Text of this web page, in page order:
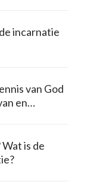
incarnatie
van God
en
is de